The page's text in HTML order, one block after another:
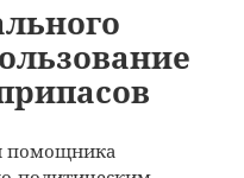
помощника